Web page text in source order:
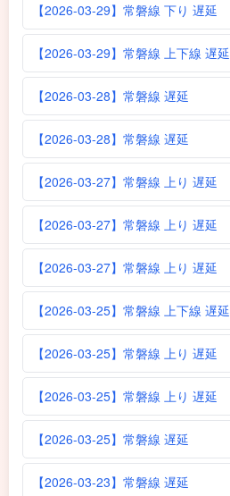
【2026-03-29】常磐線 下り 遅延
【2026-03-29】常磐線 上下線 遅延
【2026-03-28】常磐線 遅延
【2026-03-28】常磐線 遅延
【2026-03-27】常磐線 上り 遅延
【2026-03-27】常磐線 上り 遅延
【2026-03-27】常磐線 上り 遅延
【2026-03-25】常磐線 上下線 遅延
【2026-03-25】常磐線 上り 遅延
【2026-03-25】常磐線 上り 遅延
【2026-03-25】常磐線 遅延
【2026-03-23】常磐線 遅延